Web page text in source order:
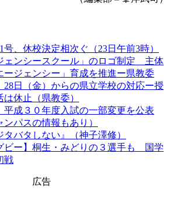
号、休校決定相次ぐ（23日午前3時）
ェンシースクール」のロゴ制定 主体
ージェンシー」育成を推進ー県教委
28日（金）からの県立学校の対応ー授
休止（県教委）
平成３０年度入試の一部変更を公表
ンパスの情報もあり）
タバタしない』（神子澤修）
ビー】桐生・みどりの３選手も 国学
戦
広告